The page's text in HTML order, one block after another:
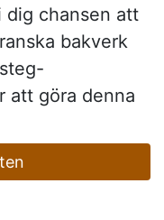
dig chansen att
bakverk
att göra denna